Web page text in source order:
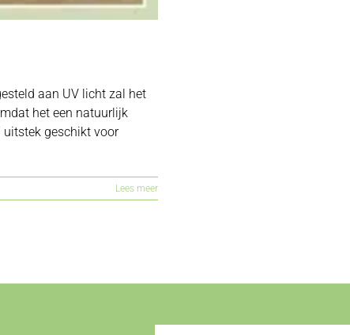
aan UV licht zal het
het een natuurlijk
uitstek geschikt voor
Lees meer